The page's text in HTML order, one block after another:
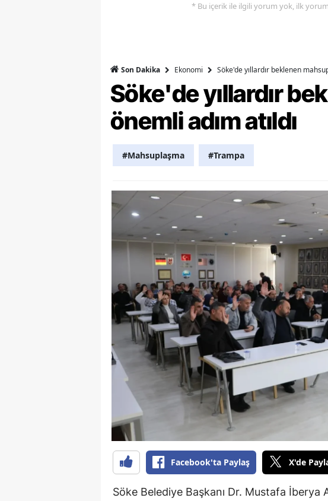
Bayburt
Karaman
Kırıkkale
Yalova
Karabük
Kilis
Osmaniye
Düzce
* Bu içerik ile ilgili yorum yok, ilk
Son Dakika Ekonomi Söke'de yıllardır beklenen
Söke'de yıllardır
önemli adım atıldı
#Mahsuplaşma #Trampa
Facebook'ta Paylaş X'de
Söke Belediye Başkanı Dr. Mustafa İberya